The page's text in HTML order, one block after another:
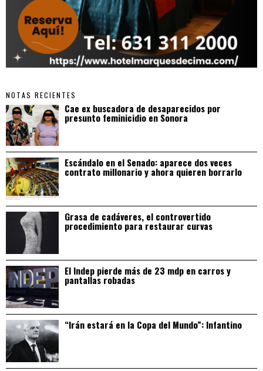
NOTAS RECIENTES
Cae ex buscadora de desaparecidos por
presunto feminicidio en Sonora
Escándalo en el Senado: aparece dos veces
contrato millonario y ahora quieren borrarlo
Grasa de cadáveres, el controvertido
procedimiento para restaurar curvas
El Indep pierde más de 23 mdp en carros y
pantallas robadas
“Irán estará en la Copa del Mundo”: Infantino